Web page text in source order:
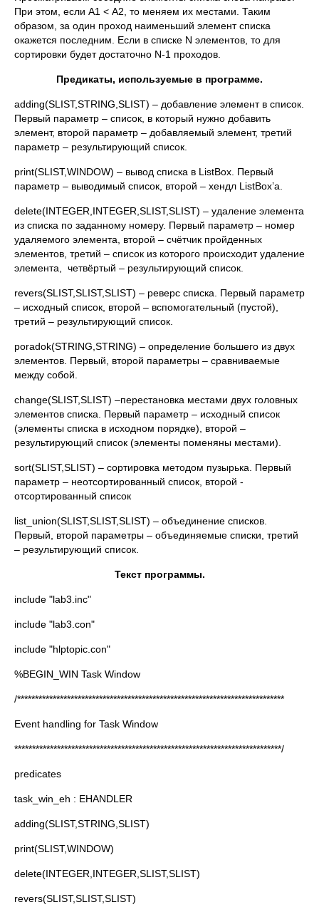
При этом, если А1 < A2, то меняем их местами. Таким
образом, за один проход наименьший элемент списка
окажется последним. Если в списке N элементов, то для
сортировки будет достаточно N-1 проходов.
Предикаты, используемые в программе.
adding(SLIST,STRING,SLIST) – добавление элемент в список.
Первый параметр – список, в который нужно добавить
элемент, второй параметр – добавляемый элемент, третий
параметр – результирующий список.
print(SLIST,WINDOW) – вывод списка в ListBox. Первый
параметр – выводимый список, второй – хендл ListBox’а.
delete(INTEGER,INTEGER,SLIST,SLIST) – удаление элемента
из списка по заданному номеру. Первый параметр – номер
удаляемого элемента, второй – счётчик пройденных
элементов, третий – список из которого происходит удаление
элемента, четвёртый – результирующий список.
revers(SLIST,SLIST,SLIST) – реверс списка. Первый параметр
– исходный список, второй – вспомогательный (пустой),
третий – результирующий список.
poradok(STRING,STRING) – определение большего из двух
элементов. Первый, второй параметры – сравниваемые
между собой.
change(SLIST,SLIST) –перестановка местами двух головных
элементов списка. Первый параметр – исходный список
(элементы списка в исходном порядке), второй –
результирующий список (элементы поменяны местами).
sort(SLIST,SLIST) – сортировка методом пузырька. Первый
параметр – неотсортированный список, второй -
отсортированный список
list_union(SLIST,SLIST,SLIST) – объединение списков.
Первый, второй параметры – объединяемые списки, третий
– результирующий список.
Текстпрограммы.
include "lab3.inc"
include "lab3.con"
include "hlptopic.con"
%BEGIN_WIN Task Window
/***************************************************************************
Event handling for Task Window
***************************************************************************/
predicates
task_win_eh : EHANDLER
adding(SLIST,STRING,SLIST)
print(SLIST,WINDOW)
delete(INTEGER,INTEGER,SLIST,SLIST)
revers(SLIST,SLIST,SLIST)